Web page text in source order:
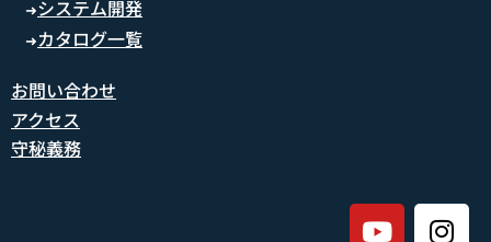
➜システム開発
➜カタログ一覧
お問い合わせ
アクセス
守秘義務